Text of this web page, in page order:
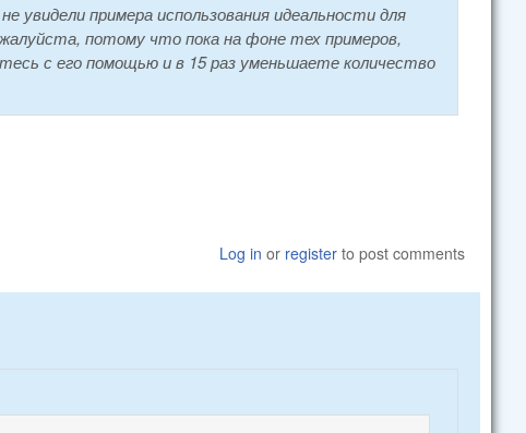
примера использования идеальности для
потому что пока на фоне тех примеров,
с его помощью и в 15 раз уменьшаете количество
Log in or register to post comments